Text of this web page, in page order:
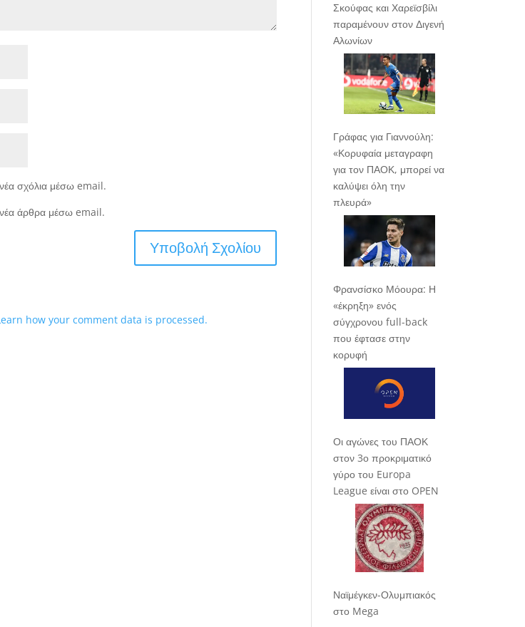
σχόλια μέσω email.
νέα άρθρα μέσω email.
how your comment data is processed.
Σκούφας και Χαρεϊσβίλι
παραμένουν στον Διγενή
Αλωνίων
Γράφας για Γιαννούλη:
«Κορυφαία μεταγραφη
για τον ΠΑΟΚ, μπορεί να
καλύψει όλη την
πλευρά»
Φρανσίσκο Μόουρα: Η
«έκρηξη» ενός
σύγχρονου full-back
που έφτασε στην
κορυφή
Οι αγώνες του ΠΑΟΚ
στον 3ο προκριματικό
γύρο του Europa
League είναι στο OPEN
Ναϊμέγκεν-Ολυμπιακός
στο Mega